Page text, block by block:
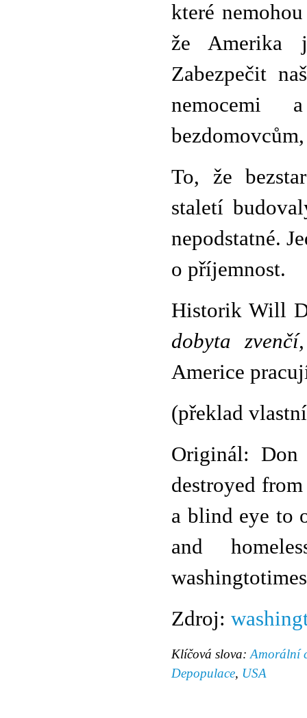
které
že Amerika
Zabezpečit
nemocemi
To, že
staletí
nepodstatné.
o příjemnost.
Historik Will
dobyta
Americe
(překlad
Originál:
destroyed
a blind eye to
and
Zdroj:
Klíčová slova: Amorální
Depopulace, USA